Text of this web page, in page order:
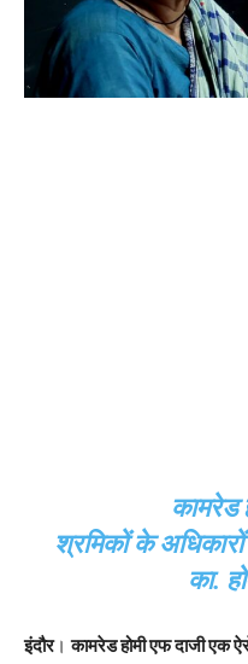
कामरेड
श्रमिकों के
का.
इंदौर।कामरेड होमी एफ दाजी एक